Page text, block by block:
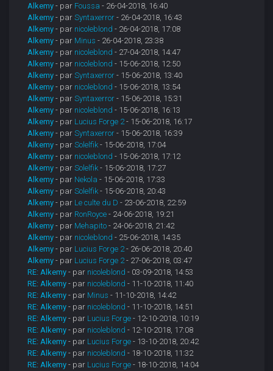
Alkemy - par Foussa - 26-04-2018, 16:40
Alkemy - parSyntaxerror - 26-04-2018, 16:43
Alkemy - par nicoleblond - 26-04-2018, 17:08
Alkemy - par Minus - 26-04-2018, 23:38
Alkemy - par nicoleblond - 27-04-2018, 14:47
Alkemy - par nicoleblond - 15-06-2018, 12:50
Alkemy - parSyntaxerror - 15-06-2018, 13:40
Alkemy - par nicoleblond - 15-06-2018, 13:54
Alkemy - parSyntaxerror - 15-06-2018, 15:31
Alkemy - par nicoleblond - 15-06-2018, 16:13
Alkemy - par Lucius Forge 2- 15-06-2018, 16:17
Alkemy - parSyntaxerror - 15-06-2018, 16:39
Alkemy - parSolelfik - 15-06-2018, 17:04
Alkemy - par nicoleblond - 15-06-2018, 17:12
Alkemy - parSolelfik - 15-06-2018, 17:27
Alkemy - par Nekola - 15-06-2018, 17:33
Alkemy - parSolelfik - 15-06-2018, 20:43
Alkemy - par Le culte du D - 23-06-2018, 22:59
Alkemy - par RonRoyce - 24-06-2018, 19:21
Alkemy - par Mehapito - 24-06-2018, 21:42
Alkemy - par nicoleblond - 25-06-2018, 14:35
Alkemy - par Lucius Forge 2- 26-06-2018, 20:40
Alkemy - par Lucius Forge 2- 27-06-2018, 03:47
RE: Alkemy - par nicoleblond - 03-09-2018, 14:53
RE: Alkemy - par nicoleblond - 11-10-2018, 11:40
RE: Alkemy - par Minus - 11-10-2018, 14:42
RE: Alkemy - par nicoleblond - 11-10-2018, 14:51
RE: Alkemy - par Lucius Forge - 12-10-2018, 10:19
RE: Alkemy - par nicoleblond - 12-10-2018, 17:08
RE: Alkemy - par Lucius Forge - 13-10-2018, 20:42
RE: Alkemy - par nicoleblond - 18-10-2018, 11:32
RE: Alkemy - par Lucius Forge - 18-10-2018, 14:04